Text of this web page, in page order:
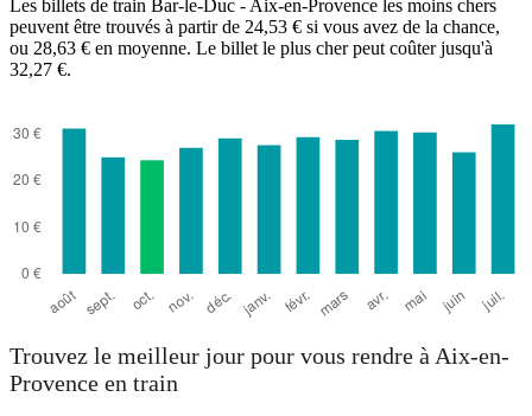
Les billets de train Bar-le-Duc - Aix-en-Provence les moins chers
peuvent être trouvés à partir de 24,53 € si vous avez de la chance,
ou 28,63 € en moyenne. Le billet le plus cher peut coûter jusqu'à
32,27 €.
Trouvez le meilleur jour pour vous rendre à Aix-en-
Provence en train